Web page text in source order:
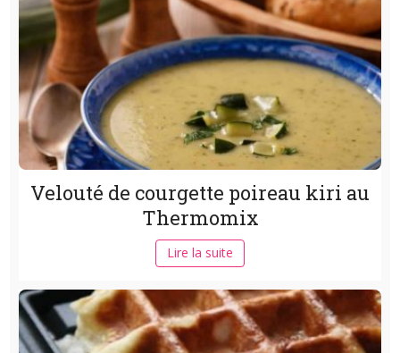
Velouté de courgette poireau kiri au
Thermomix
Lire la suite